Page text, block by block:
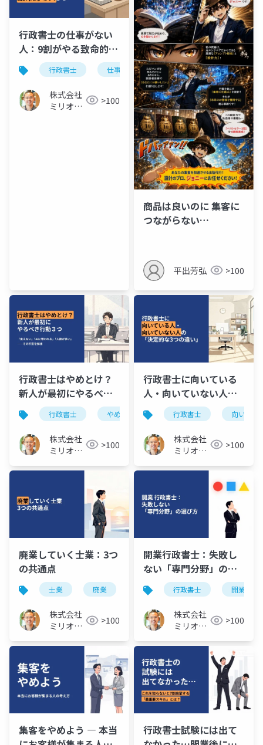
行政書士の仕事がない
人：9割がやる致命的ミ
ス5つ 行政書士 仕事がない
株式会社
ミリオン
>100
商品は良いのに 集客に
つながらない…
平出芳弘 >100
行政書士はやめとけ？
新人が最初にやるべき
行動３つ行政書士 やめとけ
株式会社
ミリオン
>100
行政書士に向いている
人・向いていない人の
「決定的な3つの違い」
行政書士 向いてい
株式会社
ミリオン
>100
廃業していく士業：3つ
の共通点
士業 廃業
株式会社
ミリオン
>100
開業行政書士：失敗し
ない「専門分野」の選
び方
行政書士 開業
株式会社
ミリオン
>100
集客をやめよう ― 本当
行政書士試験には出て